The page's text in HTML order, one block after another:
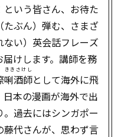
いう皆さん、お待た
ぶん）弾む、さまざ
い）英会話フレーズ
けします。講師を務
唎酒師
ききさけし
として海外に飛
本の漫画が海外で出
過去にはシンガポー
代さんが、思わず言